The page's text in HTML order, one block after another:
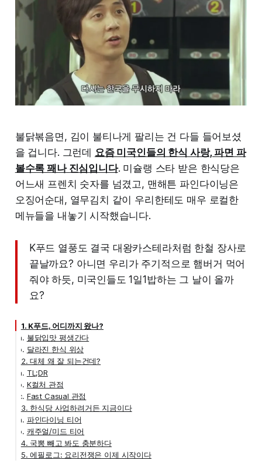
불닭볶음면, 김이 불티나게 팔리는 건 다들 들어보셨
을 겁니다. 그런데 요즘 미국인들의 한식 사랑, 파면 파
볼수록 꽤나 진심입니다. 미슐랭 스타 받은 한식당은
어느새 프렌치 숫자를 넘겼고, 맨해튼 파인다이닝은
오징어순대, 열무김치 같이 우리한테도 매우 로컬한
메뉴들을 내놓기 시작했습니다.
K푸드 열풍도 결국 대왕카스테라처럼 한철 장사로
끝날까요? 아니면 우리가 주기적으로 햄버거 먹어
줘야 하듯, 미국인들도 1일1밥하는 그 날이 올까
요?
1. K푸드, 어디까지 왔나?
불닭입맛 평생간다
달라진 한식 위상
2. 대체 왜 잘 되는건데?
TL;DR
K컬처 관점
Fast Casual 관점
3. 한식당 사업하려거든 지금이다
파인다이닝 티어
캐주얼/미드 티어
4. 국뽕 빼고 봐도 충분하다
5. 에필로그: 요리전쟁은 이제 시작이다